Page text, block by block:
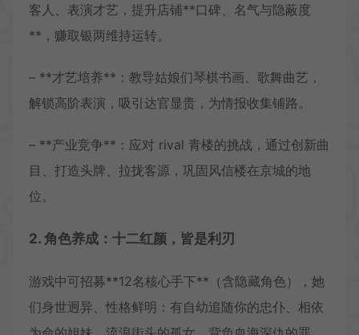
客人、表演才艺，提升店铺**口碑、名气与隐蔽度
**，赚取银两维持运转。
– **才艺培养**：教导姑娘们琴棋书画、歌舞曲艺，
解锁高阶表演，吸引达官显贵，为情报收集铺路。
– **产业竞争**：应对 rival 青楼的挑战，通过创新曲
目、打造头牌、拉拢客源，巩固风信楼在京城的地
位。
2. 角色养成：十二红颜，皆是利刃
游戏中可招募**12名核心手下**（含隐藏角色），她
们身世迥异、性格鲜明：有自幼追随你的忠仆、相依